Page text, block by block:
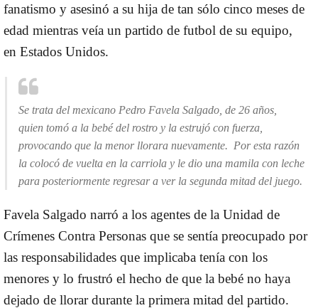
fanatismo y asesinó a su hija de tan sólo cinco meses de
edad mientras veía un partido de futbol de su equipo,
en Estados Unidos.
Se trata del mexicano Pedro Favela Salgado, de 26 años,
quien tomó a la bebé del rostro y la estrujó con fuerza,
provocando que la menor llorara nuevamente. Por esta razón
la colocó de vuelta en la carriola y le dio una mamila con leche
para posteriormente regresar a ver la segunda mitad del juego.
Favela Salgado narró a los agentes de la Unidad de
Crímenes Contra Personas que se sentía preocupado por
las responsabilidades que implicaba tenía con los
menores y lo frustró el hecho de que la bebé no haya
dejado de llorar durante la primera mitad del partido.